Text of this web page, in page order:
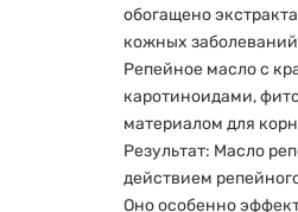
обогащено
кожных
Репейное масло с
каротиноидами,
материалом для
Результат: Масло
действием
Оно особенно